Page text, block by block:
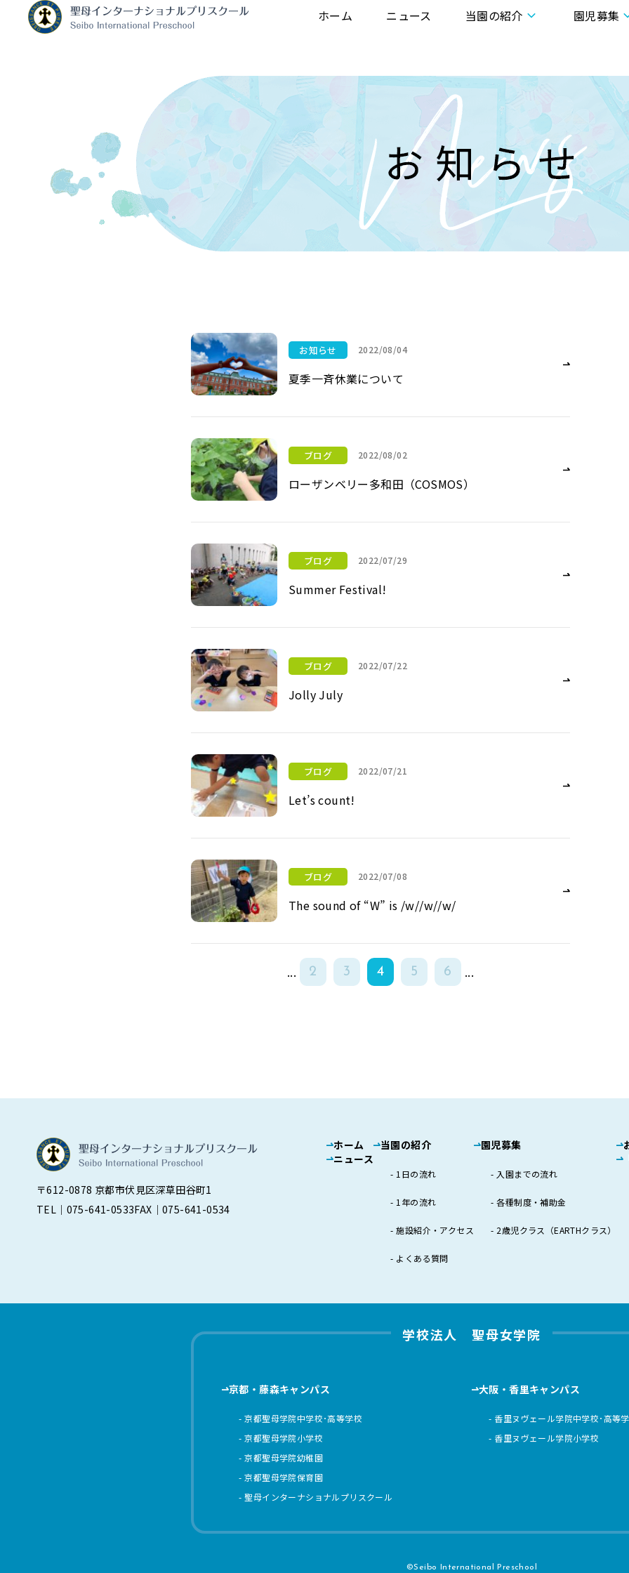
ホーム ニュース 当園の紹介 園児募集
お知らせ 2022/08/04
夏季一斉休業について
ブログ 2022/08/02
ローザンベリー多和田（COSMOS）
ブログ 2022/07/29
Summer Festival!
ブログ 2022/07/22
Jolly July
ブログ 2022/07/21
Let’s count!
ブログ 2022/07/08
The sound of “W” is /w//w//w/
... 2 3 4 5 6 ...
ホーム
ニュース
当園の紹介
1日の流れ
1年の流れ
施設紹介・アクセス
よくある質問
園児募集
入園までの流れ
各種制度・補助金
2歳児クラス（EARTHクラス）
〒612-0878 京都市伏見区深草田谷町1
TEL｜075-641-0533FAX｜075-641-0534
学校法人 聖母女学院
京都・藤森キャンパス
京都聖母学院中学校･高等学校
京都聖母学院小学校
京都聖母学院幼稚園
京都聖母学院保育園
聖母インターナショナルプリスクール
大阪・香里キャンパス
香里ヌヴェール学院中学校･高等
香里ヌヴェール学院小学校
©Seibo International Preschool